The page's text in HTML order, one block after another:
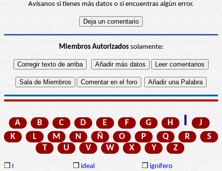
Avísanos si tienes más datos o si encuentras algún error.
Miembros Autorizadossolamente:
A B C D E F G H I
J
K
L M N Ñ O P Q R
S
T
U V W X Y Z
❒ I ❒ ideal ❒ ignífero